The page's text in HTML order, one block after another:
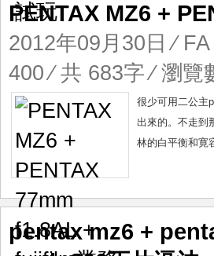
PENTAX MZ6 +
2012年09月30日 ⁄
400⁄ 共 683字 ⁄ 瀏
很少可用二公主
出來的。不走到
林的白平衡和寛
pentax mz6 +